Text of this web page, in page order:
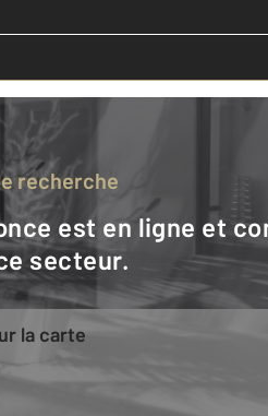
recherche
secteur.
la carte